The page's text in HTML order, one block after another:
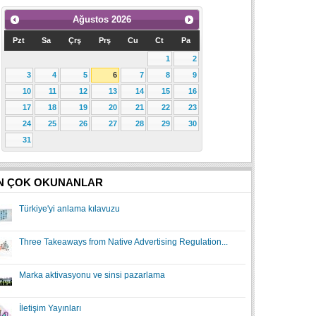
Ağustos 2026
Pzt Sa Çrş Prş Cu Ct Pa
1
2
3
4 5 6 7 8
9
10
11 12 13 14 15
16
17
18 19 20 21 22
23
24
25 26 27 28 29
30
31
ÇOK OKUNANLAR
Türkiye'yi anlama kılavuzu
Three Takeaways from Native Advertising Regulation...
Marka aktivasyonu ve sinsi pazarlama
İletişim Yayınları